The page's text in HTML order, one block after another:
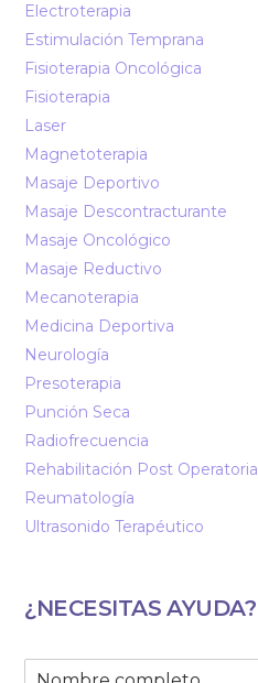
Electroterapia
Estimulación Temprana
Fisioterapia Oncológica
Fisioterapia
Laser
Magnetoterapia
Masaje Deportivo
Masaje Descontracturante
Masaje Oncológico
Masaje Reductivo
Mecanoterapia
Medicina Deportiva
Neurología
Presoterapia
Punción Seca
Radiofrecuencia
Rehabilitación Post Operatoria
Reumatología
Ultrasonido Terapéutico
¿NECESITAS AYUDA?